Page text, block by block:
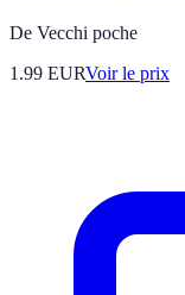
De Vecchi poche
1.99 EURVoir le prix